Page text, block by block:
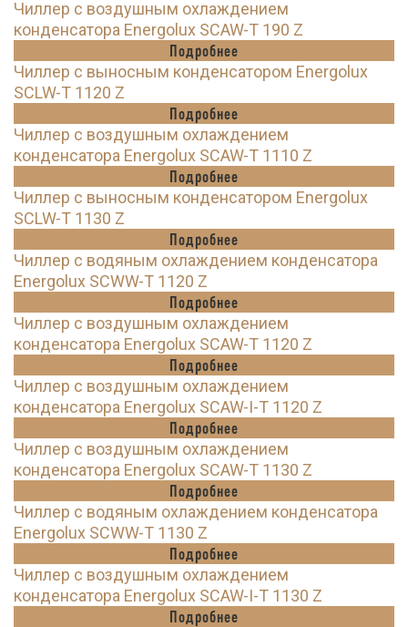
Чиллер с воздушным охлаждением
конденсатора Energolux SCAW-T 190 Z
Подробнее
Чиллер с выносным конденсатором Energolux
SCLW-T 1120 Z
Подробнее
Чиллер с воздушным охлаждением
конденсатора Energolux SCAW-T 1110 Z
Подробнее
Чиллер с выносным конденсатором Energolux
SCLW-T 1130 Z
Подробнее
Чиллер с водяным охлаждением конденсатора
Energolux SCWW-T 1120 Z
Подробнее
Чиллер с воздушным охлаждением
конденсатора Energolux SCAW-T 1120 Z
Подробнее
Чиллер с воздушным охлаждением
конденсатора Energolux SCAW-I-T 1120 Z
Подробнее
Чиллер с воздушным охлаждением
конденсатора Energolux SCAW-T 1130 Z
Подробнее
Чиллер с водяным охлаждением конденсатора
Energolux SCWW-T 1130 Z
Подробнее
Чиллер с воздушным охлаждением
конденсатора Energolux SCAW-I-T 1130 Z
Подробнее